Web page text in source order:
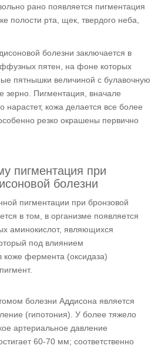
рано появляется пигментация
полости рта, щек, твердого неба,
болезни заключается в
пятен, на фоне которых
пятнышки величиной с булавочную
зерно. Пигментация, вначале
нарастет, кожа делается все более
резко окрашены первично
пигментация при
болезни
пигментации при бронзовой
в том, в организме появляется
аминокислот, являющихся
под влиянием
коже фермента (оксидаза)
болезни Аддисона является
(гипотония). У более тяжело
артериальное давление
60-70 мм; соответственно